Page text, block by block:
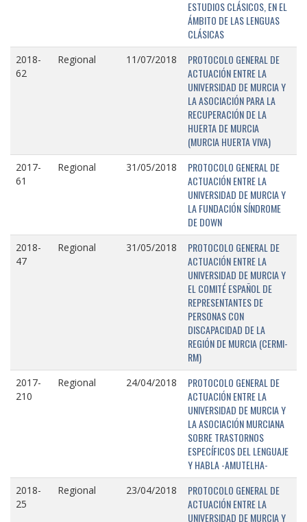
ESTUDIOS CLÁSICOS, EN EL
ÁMBITO DE LAS LENGUAS
CLÁSICAS
2018-
62
Regional 11/07/2018
PROTOCOLO GENERAL DE
ACTUACIÓN ENTRE LA
UNIVERSIDAD DE MURCIA Y
LA ASOCIACIÓN PARA LA
RECUPERACIÓN DE LA
HUERTA DE MURCIA
(MURCIA HUERTA VIVA)
2017-
61
Regional 31/05/2018
PROTOCOLO GENERAL DE
ACTUACIÓN ENTRE LA
UNIVERSIDAD DE MURCIA Y
LA FUNDACIÓN SÍNDROME
DE DOWN
2018-
47
Regional 31/05/2018
PROTOCOLO GENERAL DE
ACTUACIÓN ENTRE LA
UNIVERSIDAD DE MURCIA Y
EL COMITÉ ESPAÑOL DE
REPRESENTANTES DE
PERSONAS CON
DISCAPACIDAD DE LA
REGIÓN DE MURCIA (CERMI-
RM)
2017-
210
Regional 24/04/2018
PROTOCOLO GENERAL DE
ACTUACIÓN ENTRE LA
UNIVERSIDAD DE MURCIA Y
LA ASOCIACIÓN MURCIANA
SOBRE TRASTORNOS
ESPECÍFICOS DEL LENGUAJE
Y HABLA -AMUTELHA-
2018-
25
Regional 23/04/2018
PROTOCOLO GENERAL DE
ACTUACIÓN ENTRE LA
UNIVERSIDAD DE MURCIA Y